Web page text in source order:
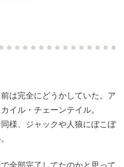
は完全にどうかしていた。ア
イル・チェーンテイル。
様、ジャックや人狼にぼこぼ
全部完了してたのかと思って